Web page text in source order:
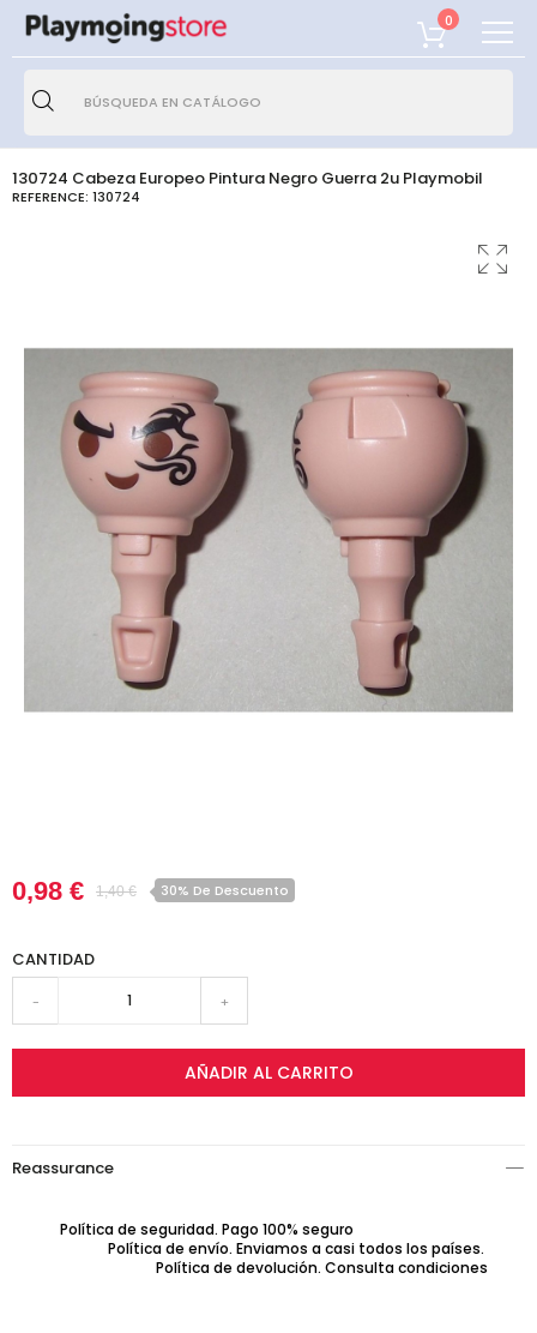
0
130724 Cabeza Europeo Pintura Negro Guerra 2u Playmobil
REFERENCE: 130724
0,98 € 1,40 € 30% De Descuento
CANTIDAD
- +
AÑADIR AL CARRITO
Reassurance
Política de seguridad. Pago 100% seguro
Política de envío. Enviamos a casi todos los países.
Política de devolución. Consulta condiciones